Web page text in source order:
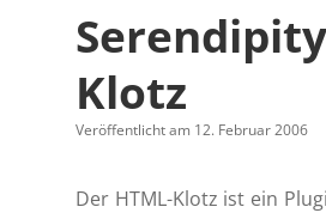
Klotz
Veröffentlicht am 12. Februar 2006
Der HTML-Klotz ist ein